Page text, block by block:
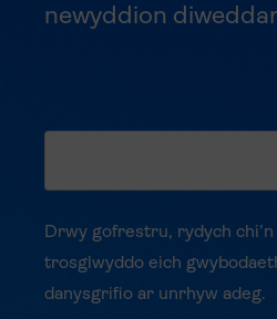
newyddion
Drwy gofrestru, rydych chi’n
trosglwyddo eich
danysgrifio ar unrhyw adeg.